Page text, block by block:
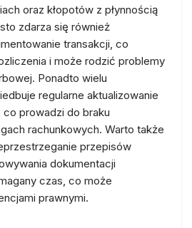
oraz kłopotów z płynnością
zdarza się również
transakcji, co
i może rodzić problemy
Ponadto wielu
regularne aktualizowanie
prowadzi do braku
rachunkowych. Warto także
przepisów
dokumentacji
czas, co może
prawnymi.